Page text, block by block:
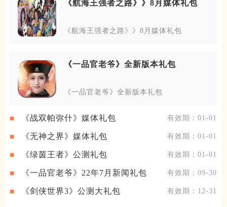
《航海王强者之路》》8月媒体礼包
《航海王强者之路》》8月媒体礼包
《一品官老爷》全新版本礼包
《一品官老爷》全新版本礼包
《战双帕弥什》媒体礼包 有效期：01-01
《无神之界》媒体礼包 有效期：01-01
《绿茵王者》公测礼包 有效期：01-01
《一品官老爷》22年7月新闻礼包 有效期：09-30
《剑侠世界3》公测大礼包 有效期：12-31